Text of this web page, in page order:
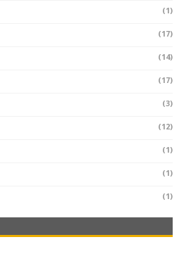
(1)
(17)
(14)
(17)
(3)
(12)
(1)
(1)
(1)